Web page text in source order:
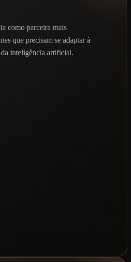
como parceira mais
que precisam se adaptar à
inteligência artificial.